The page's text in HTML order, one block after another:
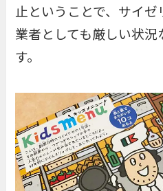
止ということで、サイ
業者としても厳しい状
す。